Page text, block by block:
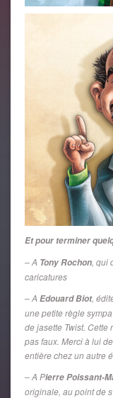
Et pour terminer
– A Tony Rochon, qui
caricatures
– A Edouard Biot,
une petite règle
de jasette Twist. Cette
pas faux. Merci à lui
entière chez un autre
– A Pierre Poissant-
originale, au point de